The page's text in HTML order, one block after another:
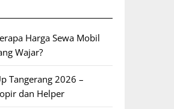
Harga Sewa Mobil
Wajar?
Tangerang 2026 –
dan Helper